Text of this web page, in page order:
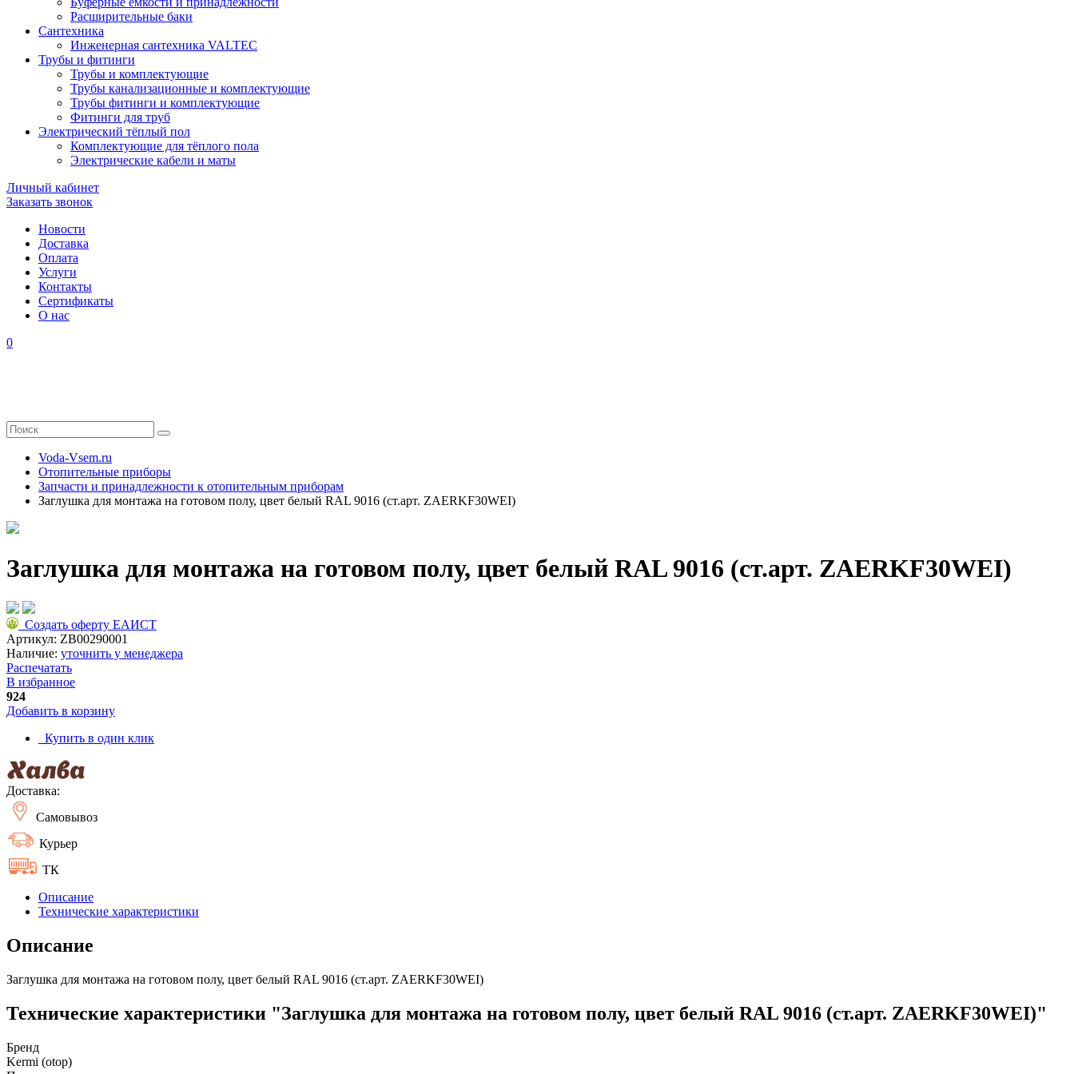
Расширительные баки
Сантехника
Инженерная сантехника VALTEC
Трубы и фитинги
Трубы и комплектующие
Трубы канализационные и комплектующие
Трубы фитинги и комплектующие
Фитинги для труб
Электрический тёплый пол
Комплектующие для тёплого пола
Электрические кабели и маты
Личный кабинет
Заказать звонок
Новости
Доставка
Оплата
Услуги
Контакты
Cертификаты
О нас
0
Voda-Vsem.ru
Отопительные приборы
Запчасти и принадлежности к отопительным приборам
Заглушка для монтажа на готовом полу, цвет белый RAL 9016 (ст.арт. ZAERKF30WEI)
Заглушка для монтажа на готовом полу, цвет белый RAL 9016 (ст.арт. ZAERKF30WEI)
Создать оферту ЕАИСТ
Артикул: ZB00290001
Наличие: уточнить у менеджера
Распечатать
В избранное
924
Добавить в корзину
Купить в один клик
Доставка:
Самовывоз
Курьер
ТК
Описание
Технические характеристики
Описание
Заглушка для монтажа на готовом полу, цвет белый RAL 9016 (ст.арт. ZAERKF30WEI)
Технические характеристики "Заглушка для монтажа на готовом полу, цвет белый RAL 9016 (ст.арт. ZAERKF30WEI)"
Бренд
Kermi (otop)